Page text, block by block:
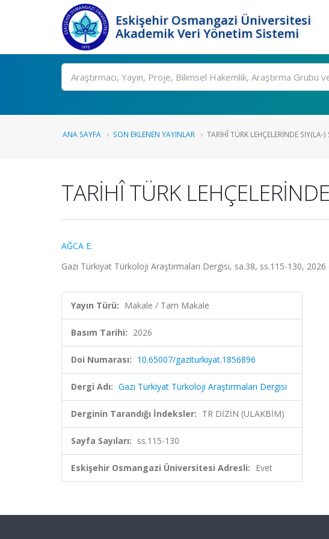
Eskişehir Osmangazi Üniversitesi
Akademik Veri Yönetim Sistemi
Ara
ANA SAYFA SON EKLENEN YAYINLAR TARİHÎ TÜRK LEHÇELERİNDE SIY(LA-
TARİHÎ TÜRK
AĞCA E.
Gazi Türkiyat Türkoloji Araştırmaları Dergisi, sa.38, ss.115-130, 2026
Yayın Türü: Makale / Tam Makale
Basım Tarihi: 2026
Doi Numarası: 10.65007/gaziturkiyat.1856896
Dergi Adı: Gazi Türkiyat Türkoloji Araştırmaları Dergisi
Derginin Tarandığı İndeksler: TR DİZİN (ULAKBİM)
Sayfa Sayıları: ss.115-130
Eskişehir Osmangazi Üniversitesi Adresli: Evet